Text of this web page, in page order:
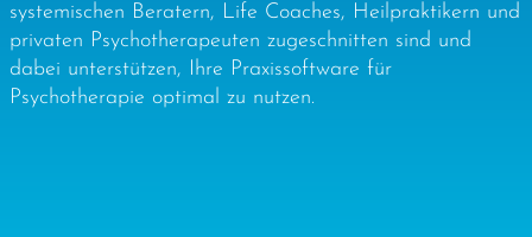
systemischen Beratern, Life Coaches, Heilpraktikern und
privaten Psychotherapeuten zugeschnitten sind und
dabei unterstützen, Ihre Praxissoftware für
Psychotherapie optimal zu nutzen.